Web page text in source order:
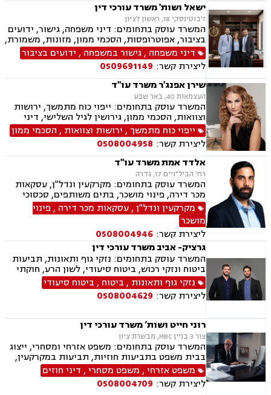
ישאל ושות' משרד עורכי דין
ז'בוטינסקי 18, ראשון לציון
המשרד עוסק בתחומים: דיני משפחה, גישור, ידועים
בציבור, אפוטרופסות, הסכמי ממון, מזונות, משמורת,
גירושין, טוען רבני, חלוקת רכוש, מעמד אישי, זמני
שהות, אומנה, ניכור הורי, מקרקעין ונדל"ן, ליקויי
בניה, עסקאות מכר דירה, דיני חברות, מסחרי אזרחי,
צווי מניעה, הוצאה לפועל ירושות וצוואות, גישור
עסקי, סכסוכי שכנים
דיני משפחה ,גישור במשפחה , ידועים בציבור
ליצירת קשר: 0509691149
שירן אפנג'ר משרד עו"ד
העצמאות 40, באר שבע
המשרד עוסק בתחומים: ייפוי כוח מתמשך, ירושות
וצוואות, הסכמי ממון, גירושין לגיל השלישי, דיני
חוזים, מקרקעין ונדל"ן, ליקויי בנייה, עסקאות מכר
דירה, פינוי מושכר, משפט אזרחי, חדלות פירעון
ייפוי כוח מתמשך, ירושות וצוואות , הסכמי ממון
ליצירת קשר: 0508004958
אלדד אמת משרד עו"ד
רח' הביל"ויים 17, גדרה
המשרד עוסק בתחומים: מקרקעין ונדל"ן, עסקאות
מכר דירה, פינוי מושכר, בתים משותפים, סכסוכי
שכנים, ירושות וצוואות, אזרחי מסחרי, הוצאה לפועל,
גביית חובות
מקרקעין ונדל"ן,עסקאות מכר דירה , פינוי
מושכר
ליצירת קשר: 0508004946
גרציק- אביב משרד עורכי דין
המשרד עוסק בתחומים: נזקי גוף ותאונות, תביעות
ביטוח ונזקי רכוש, ביטוח סיעודי, לשון הרע, חוקתי
מנהלי, ייפוי כוח מתמשך, רשויות מקומיות משפטי
מסחרי אזרחי
נזקי גוף ותאונות , ביטוח , ביטוח סיעודי
ליצירת קשר: 0508004629
רוני חייט ושות’ משרד עורכי דין
צור 3 בניין MBC, מבשרת ציון
המשרד עוסק בתחומים: משפט אזרחי ומסחרי, ייצוג
בבית משפט בתביעות חוזיות, תביעות במקרקעין,
ענייני ירושות וצוואות, דיני עבודה, נזיקין, עסקאות
נדל"ן, מכר דירה, ייפוי כוח מתמשך
משפט אזרחי , משפט מסחרי, דיני חוזים
ליצירת קשר: 0508004709